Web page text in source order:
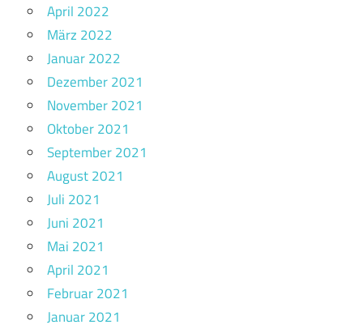
April 2022
März 2022
Januar 2022
Dezember 2021
November 2021
Oktober 2021
September 2021
August 2021
Juli 2021
Juni 2021
Mai 2021
April 2021
Februar 2021
Januar 2021